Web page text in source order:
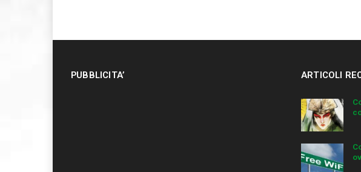
PUBBLICITA’ ARTICOLI